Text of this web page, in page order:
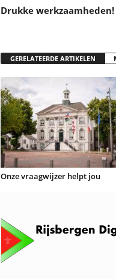
Drukke werkzaamheden!
GERELATEERDE ARTIKELEN
Onze vraagwijzer helpt jou